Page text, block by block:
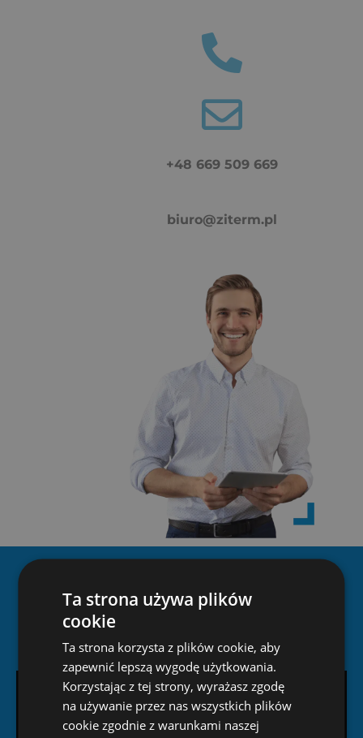
+48 669 509 669
biuro@ziterm.pl
Materiał wideo o naszej
firmie
Ta strona używa plików
cookie
Ta strona korzysta z plików cookie, aby
zapewnić lepszą wygodę użytkowania.
Korzystając z tej strony, wyrażasz zgodę
na używanie przez nas wszystkich plików
cookie zgodnie z warunkami naszej